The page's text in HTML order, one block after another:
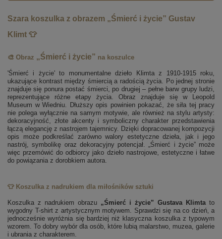
Szara koszulka z obrazem „Śmierć i życie” Gustav
Klimt 👕
🎨 Obraz „Śmierć i życie” na koszulce
'Śmierć i życie' to monumentalne dzieło Klimta z 1910-1915 roku,
ukazujące kontrast między śmiercią a radością życia. Po jednej stronie
znajduje się ponura postać śmierci, po drugiej – pełne barw grupy ludzi,
reprezentujące różne etapy życia. Obraz znajduje się w Leopold
Museum w Wiedniu. Dłuższy opis powinien pokazać, że siła tej pracy
nie polega wyłącznie na samym motywie, ale również na stylu artysty:
dekoracyjność, złote akcenty i symboliczny charakter przedstawienia
łączą elegancję z nastrojem tajemnicy. Dzięki dopracowanej kompozycji
opis może podkreślać zarówno walory estetyczne dzieła, jak i jego
nastrój, symbolikę oraz dekoracyjny potencjał. „Śmierć i życie” może
więc przemówić do odbiorcy jako dzieło nastrojowe, estetyczne i łatwe
do powiązania z dorobkiem autora.
👕 Koszulka z nadrukiem dla miłośników sztuki
Koszulka z nadrukiem obrazu „Śmierć i życie” Gustava Klimtato
wygodny T-shirt z artystycznym motywem. Sprawdzi się na co dzień, a
jednocześnie wyróżnia się bardziej niż klasyczna koszulka z typowym
wzorem. To dobry wybór dla osób, które lubią malarstwo, muzea, galerie
i ubrania z charakterem.